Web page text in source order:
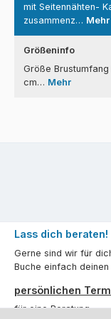
mit Seitennähten-
zusammenz… Mehr
Größeninfo
Größe
cm… Mehr
Lass dich beraten!
Gerne sind wir für
Buche einfach deinen
persönlichen
für eine Beratung.